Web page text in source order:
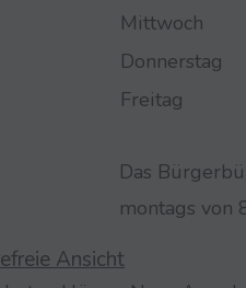
Mittwoch
Donnerstag
Freitag
Das
montags von
Ansicht